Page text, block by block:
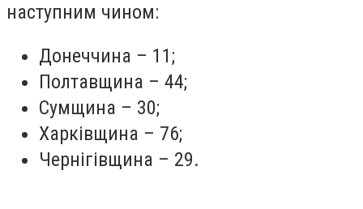
наступним чином:
Донеччина – 11;
Полтавщина – 44;
Сумщина – 30;
Харківщина – 76;
Чернігівщина – 29.